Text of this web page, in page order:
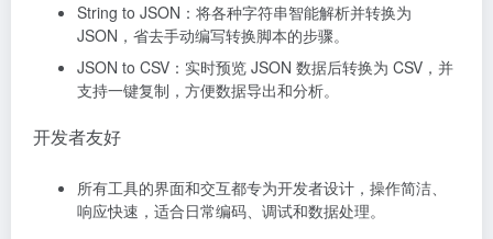
String to JSON：将各种字符串智能解析并转换为
JSON，省去手动编写转换脚本的步骤。
JSON to CSV：实时预览 JSON 数据后转换为 CSV，并
支持一键复制，方便数据导出和分析。
开发者友好
所有工具的界面和交互都专为开发者设计，操作简洁、
响应快速，适合日常编码、调试和数据处理。